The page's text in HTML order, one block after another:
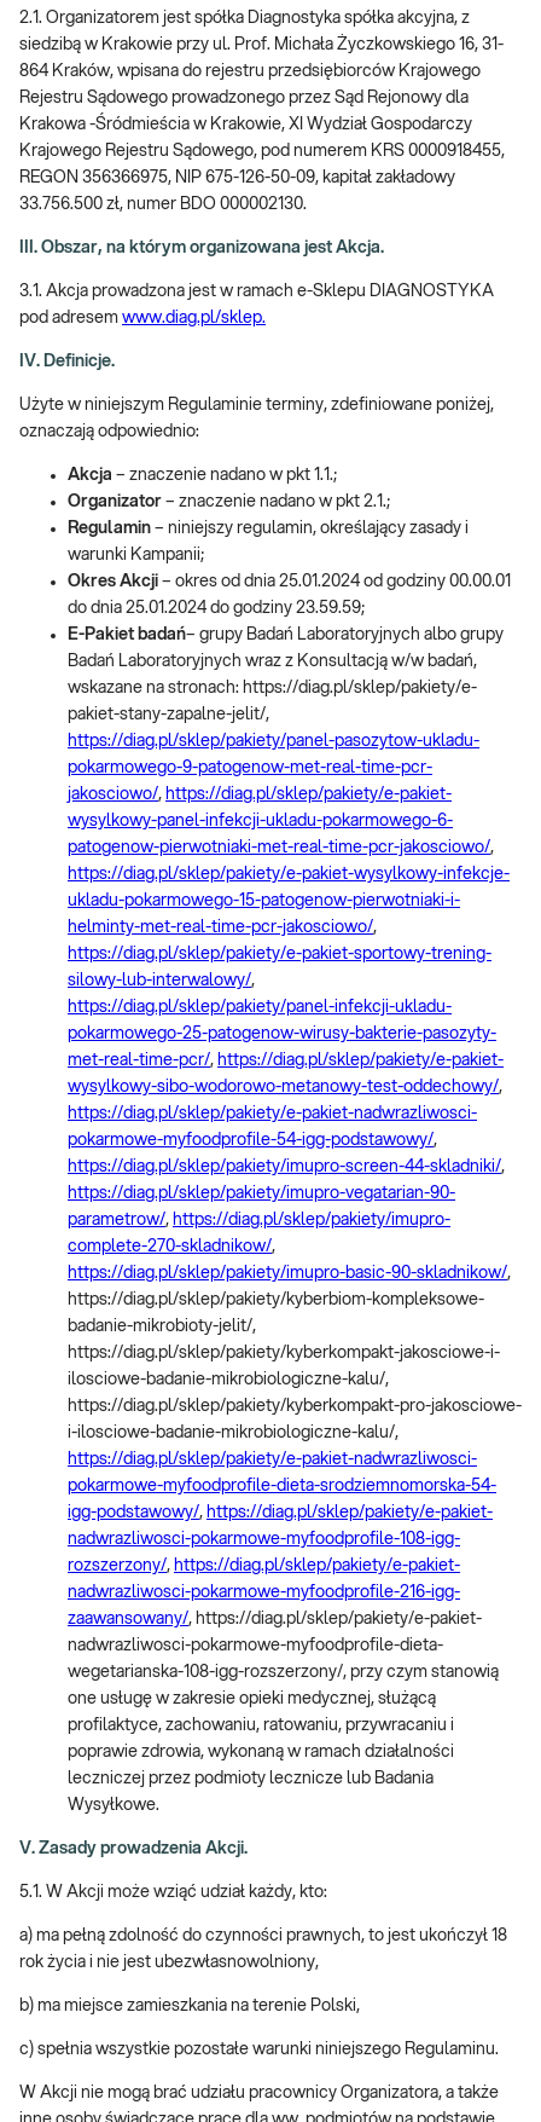
2.1. Organizatorem jest spółka Diagnostyka spółka akcyjna, z
siedzibą w Krakowie przy ul. Prof. Michała Życzkowskiego 16, 31-
864 Kraków, wpisana do rejestru przedsiębiorców Krajowego
Rejestru Sądowego prowadzonego przez Sąd Rejonowy dla
Krakowa -Śródmieścia w Krakowie, XI Wydział Gospodarczy
Krajowego Rejestru Sądowego, pod numerem KRS 0000918455,
REGON 356366975, NIP 675-126-50-09, kapitał zakładowy
33.756.500 zł, numer BDO 000002130.
III. Obszar, na którym organizowana jest Akcja.
3.1. Akcja prowadzona jest w ramach e-Sklepu DIAGNOSTYKA
pod adresem www.diag.pl/sklep.
IV. Definicje.
Użyte w niniejszym Regulaminie terminy, zdefiniowane poniżej,
oznaczają odpowiednio:
Akcja – znaczenie nadano w pkt 1.1.;
Organizator – znaczenie nadano w pkt 2.1.;
Regulamin – niniejszy regulamin, określający zasady i
warunki Kampanii;
Okres Akcji – okres od dnia 25.01.2024 od godziny 00.00.01
do dnia 25.01.2024 do godziny 23.59.59;
E-Pakiet badań– grupy Badań Laboratoryjnych albo grupy
Badań Laboratoryjnych wraz z Konsultacją w/w badań,
wskazane na stronach: https://diag.pl/sklep/pakiety/e-
pakiet-stany-zapalne-jelit/,
https://diag.pl/sklep/pakiety/panel-pasozytow-ukladu-
pokarmowego-9-patogenow-met-real-time-pcr-
jakosciowo/, https://diag.pl/sklep/pakiety/e-pakiet-
wysylkowy-panel-infekcji-ukladu-pokarmowego-6-
patogenow-pierwotniaki-met-real-time-pcr-jakosciowo/,
https://diag.pl/sklep/pakiety/e-pakiet-wysylkowy-infekcje-
ukladu-pokarmowego-15-patogenow-pierwotniaki-i-
helminty-met-real-time-pcr-jakosciowo/,
https://diag.pl/sklep/pakiety/e-pakiet-sportowy-trening-
silowy-lub-interwalowy/,
https://diag.pl/sklep/pakiety/panel-infekcji-ukladu-
pokarmowego-25-patogenow-wirusy-bakterie-pasozyty-
met-real-time-pcr/, https://diag.pl/sklep/pakiety/e-pakiet-
wysylkowy-sibo-wodorowo-metanowy-test-oddechowy/,
https://diag.pl/sklep/pakiety/e-pakiet-nadwrazliwosci-
pokarmowe-myfoodprofile-54-igg-podstawowy/,
https://diag.pl/sklep/pakiety/imupro-screen-44-skladniki/,
https://diag.pl/sklep/pakiety/imupro-vegatarian-90-
parametrow/, https://diag.pl/sklep/pakiety/imupro-
complete-270-skladnikow/,
https://diag.pl/sklep/pakiety/imupro-basic-90-skladnikow/,
https://diag.pl/sklep/pakiety/kyberbiom-kompleksowe-
badanie-mikrobioty-jelit/,
https://diag.pl/sklep/pakiety/kyberkompakt-jakosciowe-i-
ilosciowe-badanie-mikrobiologiczne-kalu/,
https://diag.pl/sklep/pakiety/kyberkompakt-pro-jakosciowe-
i-ilosciowe-badanie-mikrobiologiczne-kalu/,
https://diag.pl/sklep/pakiety/e-pakiet-nadwrazliwosci-
pokarmowe-myfoodprofile-dieta-srodziemnomorska-54-
igg-podstawowy/, https://diag.pl/sklep/pakiety/e-pakiet-
nadwrazliwosci-pokarmowe-myfoodprofile-108-igg-
rozszerzony/, https://diag.pl/sklep/pakiety/e-pakiet-
nadwrazliwosci-pokarmowe-myfoodprofile-216-igg-
zaawansowany/, https://diag.pl/sklep/pakiety/e-pakiet-
nadwrazliwosci-pokarmowe-myfoodprofile-dieta-
wegetarianska-108-igg-rozszerzony/, przy czym stanowią
one usługę w zakresie opieki medycznej, służącą
profilaktyce, zachowaniu, ratowaniu, przywracaniu i
poprawie zdrowia, wykonaną w ramach działalności
leczniczej przez podmioty lecznicze lub Badania
Wysyłkowe.
V. Zasady prowadzenia Akcji.
5.1. W Akcji może wziąć udział każdy, kto:
a) ma pełną zdolność do czynności prawnych, to jest ukończył 18
rok życia i nie jest ubezwłasnowolniony,
b) ma miejsce zamieszkania na terenie Polski,
c) spełnia wszystkie pozostałe warunki niniejszego Regulaminu.
W Akcji nie mogą brać udziału pracownicy Organizatora, a także